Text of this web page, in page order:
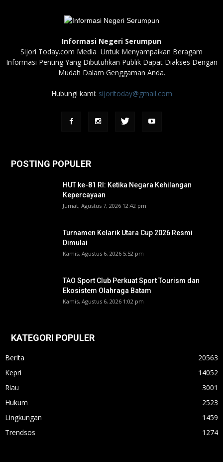
Informasi Negeri Serumpun
Sijori Today.com Media Untuk Menyampaikan Beragam
Informasi Penting Yang Dibutuhkan Publik Dapat Diakses Dengan
Mudah Dalam Genggaman Anda.
Hubungi kami: sijoritoday@gmail.com
POSTING POPULER
HUT ke-81 RI: Ketika Negara Kehilangan
Kepercayaan
Jumat, Agustus 7, 2026 12:42 pm
Turnamen Kelarik Utara Cup 2026 Resmi
Dimulai
Kamis, Agustus 6, 2026 5:52 pm
TAO Sport Club Perkuat Sport Tourism dan
Ekosistem Olahraga Batam
Kamis, Agustus 6, 2026 1:02 pm
KATEGORI POPULER
Berita
20563
Kepri
14052
Riau
3001
Hukum
2523
Lingkungan
1459
Trendsos
1274